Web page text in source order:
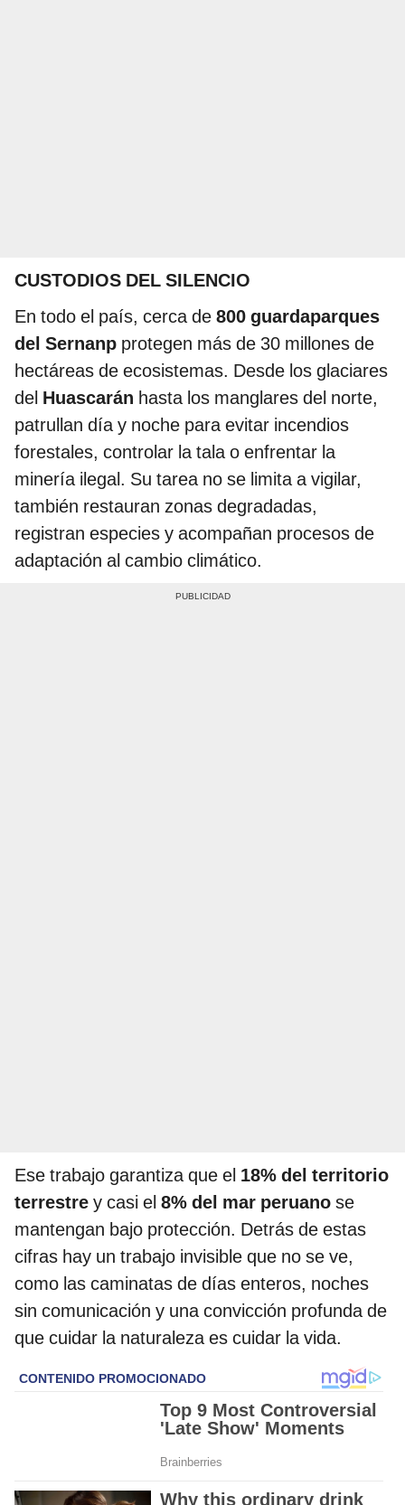
CUSTODIOS DEL SILENCIO
En todo el país, cerca de 800 guardaparques
del Sernanp protegen más de 30 millones de
hectáreas de ecosistemas. Desde los glaciares
del Huascarán hasta los manglares del norte,
patrullan día y noche para evitar incendios
forestales, controlar la tala o enfrentar la
minería ilegal. Su tarea no se limita a vigilar,
también restauran zonas degradadas,
registran especies y acompañan procesos de
adaptación al cambio climático.
Ese trabajo garantiza que el 18% del territorio
terrestre y casi el 8% del mar peruano se
mantengan bajo protección. Detrás de estas
cifras hay un trabajo invisible que no se ve,
como las caminatas de días enteros, noches
sin comunicación y una convicción profunda de
que cuidar la naturaleza es cuidar la vida.